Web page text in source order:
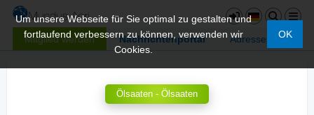
Mitglied werden Nachrichtenportal Adressen
Um unsere Webseite für Sie optimal zu gestalten und
fortlaufend verbessern zu können, verwenden wir
Cookies.
OK
Ölsaaten - Ölsaaten